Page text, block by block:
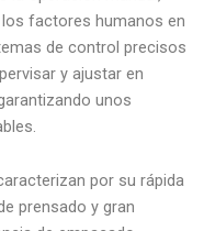
factores humanos en
de control precisos
y ajustar en
unos
por su rápida
prensado y gran